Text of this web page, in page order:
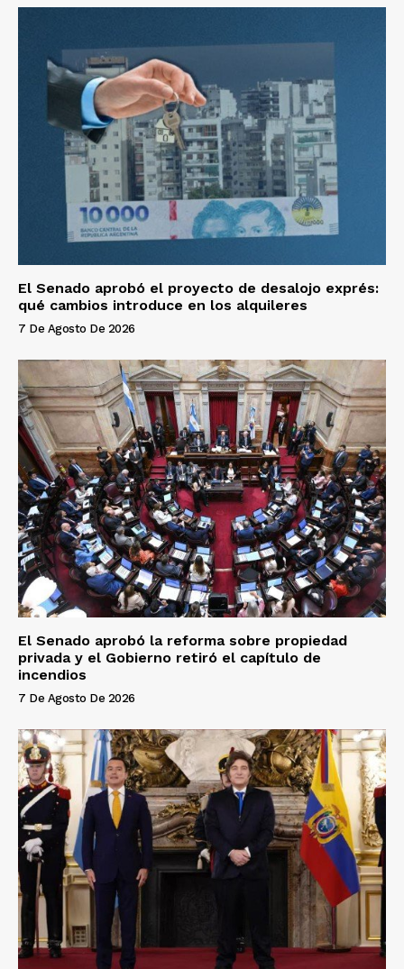
El Senado aprobó el proyecto de desalojo exprés:
qué cambios introduce en los alquileres
7 De Agosto De 2026
El Senado aprobó la reforma sobre propiedad
privada y el Gobierno retiró el capítulo de
incendios
7 De Agosto De 2026